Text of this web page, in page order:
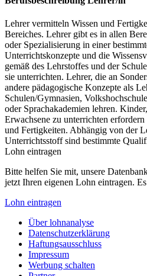
Lehrer vermitteln Wissen und
Bereiches. Lehrer gibt es in allen
oder Spezialisierung in einer
Unterrichtskonzepte und die
gemäß des Lehrstoffes und der
sie unterrichten. Lehrer, die an
andere pädagogische Konzepte als
Schulen/Gymnasien,
oder Sprachakademien lehren.
Erwachsene zu unterrichten
und Fertigkeiten. Abhängig von der
Unterrichtsstoff sind bestimmte
Lohn eintragen
Bitte helfen Sie mit, unsere
jetzt Ihren eigenen Lohn eintragen.
Lohn eintragen
Über lohnanalyse
Datenschutzerklärung
Haftungsausschluss
Impressum
Werbung schalten